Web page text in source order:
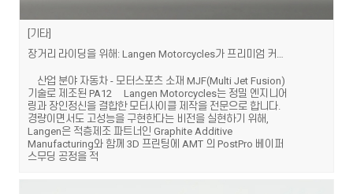
기타
장거리 라이딩을 위해: Langen Motorcycles가 프리미엄 커스텀 모터사이클 제작에 3D 프린팅과 베이퍼 스무딩을 활용하는 방법
산업 분야 자동차 - 모터스포츠 소재 MJF(Multi Jet Fusion)
기술로 제조된 PA12 Langen Motorcycles는 정밀 엔지니어
링과 장인정신을 결합한 모터사이클 제작을 전문으로 합니다.
경량이면서도 고성능을 구현한다는 비전을 실현하기 위해,
Langen은 적층제조 파트너인 Graphite Additive
Manufacturing와 함께 3D 프린팅에 AMT 의 PostPro 베이퍼
스무딩 공정을 적